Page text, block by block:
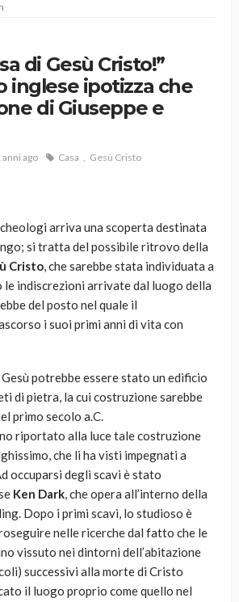
di Gesù Cristo!”
inglese ipotizza che
di Giuseppe e
anni ago Casa Gesù Cristo
arriva una scoperta destinata
si tratta del possibile ritrovo della
Cristo, che sarebbe stata individuata a
le indiscrezioni arrivate dal luogo della
del posto nel quale il
i suoi primi anni di vita con
potrebbe essere stato un edificio
di pietra, la cui costruzione sarebbe
primo secolo a.C.
riportato alla luce tale costruzione
che li ha visti impegnati a
occuparsi degli scavi è stato
Ken Dark, che opera all’interno della
Dopo i primi scavi, lo studioso è
nelle ricerche dal fatto che le
vissuto nei dintorni dell’abitazione
successivi alla morte di Cristo
il luogo proprio come quello nel